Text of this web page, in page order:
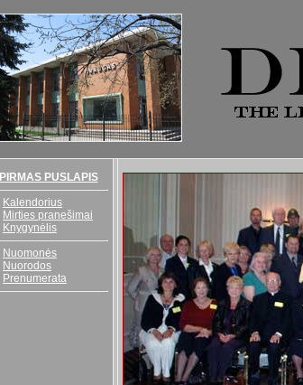
PIRMAS PUSLAPIS
Kalendorius
Mirties pranešimai
Knygynėlis
Nuomonės
Nuorodos
Prenumerata